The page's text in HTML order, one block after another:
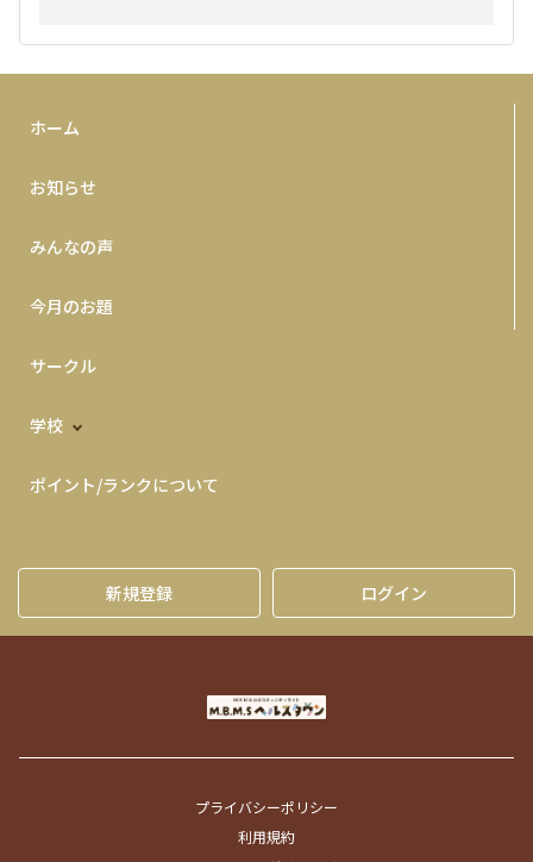
ホーム
お知らせ
みんなの声
今月のお題
サークル
学校
ポイント/ランクについて
新規登録 ログイン
プライバシーポリシー
利用規約